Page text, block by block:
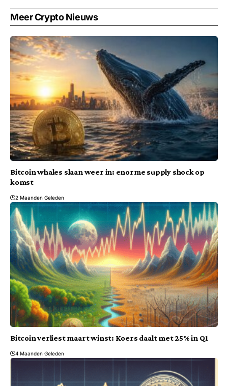
Meer Crypto Nieuws
Bitcoin whales slaan weer in: enorme supply shock op
komst
2 Maanden Geleden
Bitcoin verliest maart winst: Koers daalt met 25% in Q1
4 Maanden Geleden